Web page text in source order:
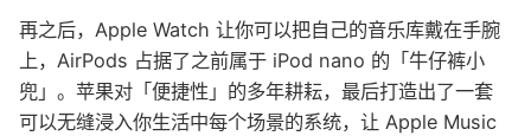
再之后，Apple Watch 让你可以把自己的音乐库戴在手腕
上，AirPods 占据了之前属于 iPod nano 的「牛仔裤小
兜」。苹果对「便捷性」的多年耕耘，最后打造出了一套
可以无缝浸入你生活中每个场景的系统，让 Apple Music